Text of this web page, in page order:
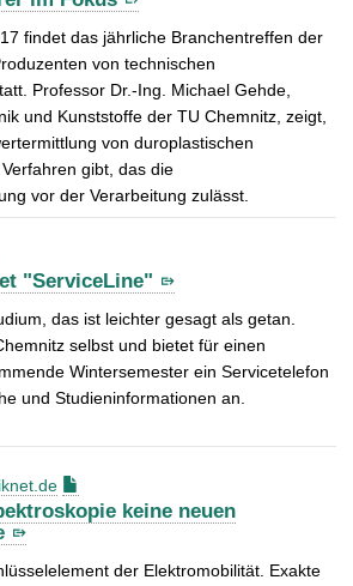
findet das jährliche Branchentreffen der
von technischen
Professor Dr.-Ing. Michael Gehde,
und Kunststoffe der TU Chemnitz, zeigt,
von duroplastischen
gibt, das die
vor der Verarbeitung zulässt.
"ServiceLine"
das ist leichter gesagt als getan.
selbst und bietet für einen
Wintersemester ein Servicetelefon
und Studieninformationen an.
keine neuen
der Elektromobilität. Exakte